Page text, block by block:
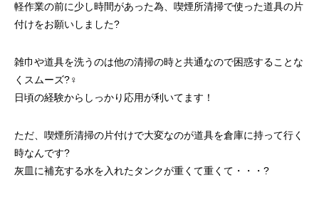
軽作業の前に少し時間があった為、喫煙所清掃で使った道具の片
付けをお願いしました?
雑巾や道具を洗うのは他の清掃の時と共通なので困惑することな
くスムーズ?‍♀️
日頃の経験からしっかり応用が利いてます！
ただ、喫煙所清掃の片付けで大変なのが道具を倉庫に持って行く
時なんです?
灰皿に補充する水を入れたタンクが重くて重くて・・・?